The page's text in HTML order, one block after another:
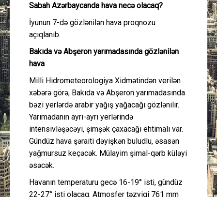
Peşə etikası
Əlaqə
Sabah Azərbaycanda hava necə olacaq?
İyunun 7-də gözlənilən hava proqnozu
açıqlanıb.
Bakıda və Abşeron yarımadasında gözlənilən
hava
Milli Hidrometeorologiya Xidmətindən verilən
xəbərə görə, Bakıda və Abşeron yarımadasında
bəzi yerlərdə arabir yağış yağacağı gözlənilir.
Yarımadanın ayrı-ayrı yerlərində
intensivləşəcəyi, şimşək çaxacağı ehtimalı var.
Gündüz hava şəraiti dəyişkən buludlu, əsasən
yağmursuz keçəcək. Mülayim şimal-qərb küləyi
əsəcək.
Havanın temperaturu gecə 16-19° isti, gündüz
22-27° isti olacaq. Atmosfer təzyiqi 761 mm